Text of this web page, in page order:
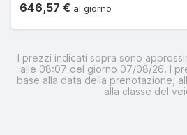
646,57 € al giorno
I prezzi indicati sopra sono
alle 08:07 del giorno 07/08/26. I
base alla data della prenotazione,
alla classe del